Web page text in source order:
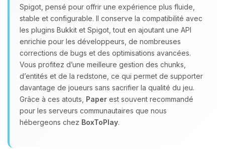
Spigot, pensé pour offrir une expérience plus fluide,
stable et configurable. Il conserve la compatibilité avec
les plugins Bukkit et Spigot, tout en ajoutant une API
enrichie pour les développeurs, de nombreuses
corrections de bugs et des optimisations avancées.
Vous profitez d’une meilleure gestion des chunks,
d’entités et de la redstone, ce qui permet de supporter
davantage de joueurs sans sacrifier la qualité du jeu.
Grâce à ces atouts, Paper est souvent recommandé
pour les serveurs communautaires que nous
hébergeons chez BoxToPlay.
Youpi, enfin quelqu’un pour me
parler ! Moi c’est Choupy, ton petit
assistant BoxToPlay. Dis-moi ce dont
tu as besoin et je vais remuer mes
petits circuits pour t’aider.
06/08/2026 à 06:06